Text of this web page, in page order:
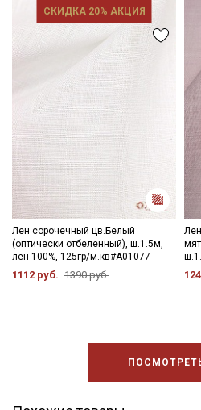
СКИДКА 20% АКЦИЯ
Лен сорочечный цв.Белый
(оптически отбеленный), ш.1.5м,
лен-100%, 125гр/м.кв#А01077
1112 руб. 1390 руб.